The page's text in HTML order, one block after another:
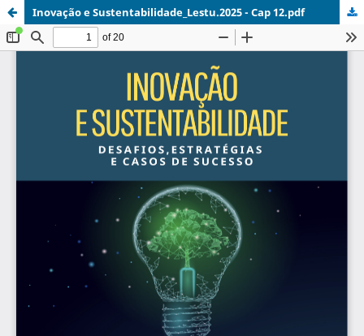
Inovação e Sustentabilidade_Lestu.2025 - Cap 12.pdf